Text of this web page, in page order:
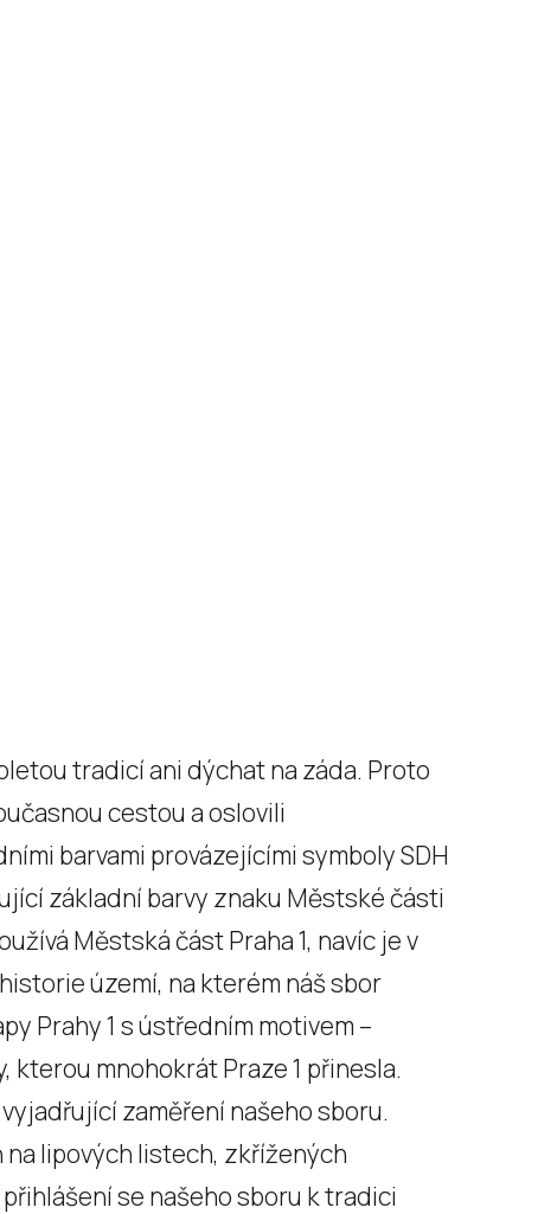
tradicí ani dýchat na záda. Proto
cestou a oslovili
barvami provázejícími symboly SDH
základní barvy znaku Městské části
Městská část Praha 1, navíc je v
území, na kterém náš sbor
Prahy 1 s ústředním motivem –
mnohokrát Praze 1 přinesla.
zaměření našeho sboru.
lipových listech, zkřížených
se našeho sboru k tradici